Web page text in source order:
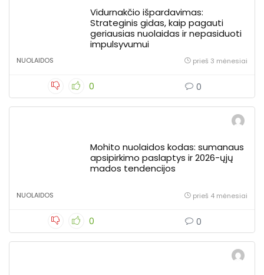
Vidurnakčio išpardavimas:
Strateginis gidas, kaip pagauti
geriausias nuolaidas ir nepasiduoti
impulsyvumui
NUOLAIDOS prieš 3 mėnesiai
0 0
Mohito nuolaidos kodas: sumanaus
apsipirkimo paslaptys ir 2026-ųjų
mados tendencijos
NUOLAIDOS prieš 4 mėnesiai
0 0